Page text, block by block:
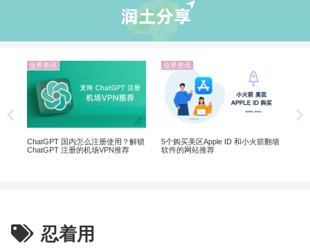
业界资讯
ChatGPT 国内怎么注册使用？解锁
ChatGPT 注册的机场VPN推荐
业界资讯
5个购买美区Apple ID 和小火箭翻墙
软件的网站推荐
忍着用